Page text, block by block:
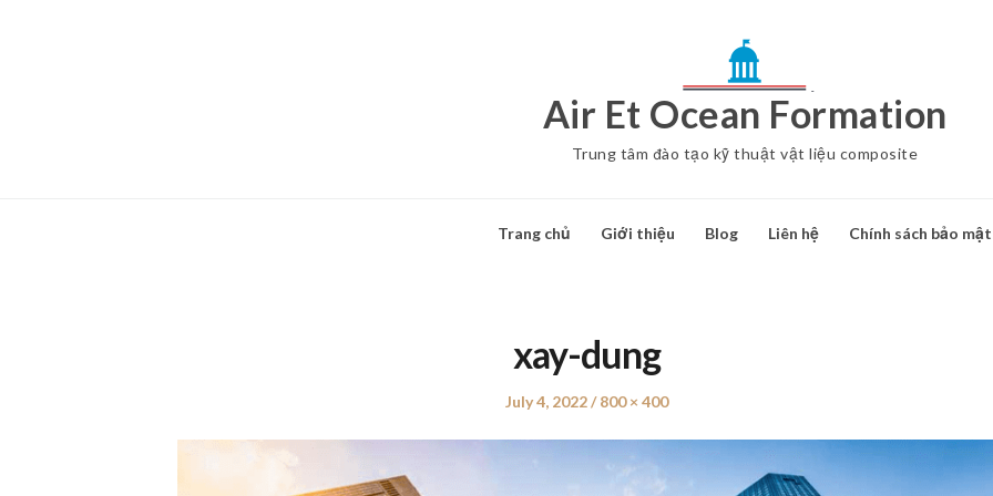
Air Et Ocean Formation
Trung tâm đào tạo kỹ thuật vật liệu composite
Trang chủ Giới thiệu Blog Liên hệ Chính sách bảo mật
xay-dung
Posted
July 4, 2022
Full
800 × 400